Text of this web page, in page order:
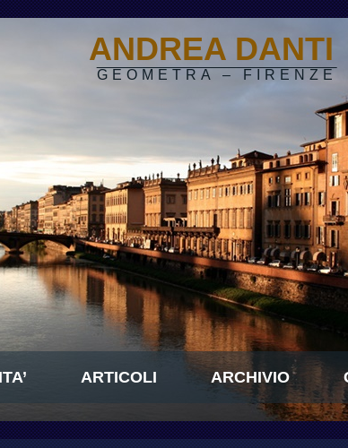
ANDREA DANTI
GEOMETRA – FIRENZE
ARTICOLI ARCHIVIO